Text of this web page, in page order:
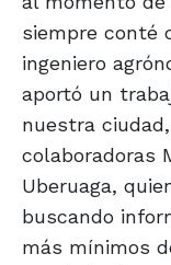
siempre conté
ingeniero
aportó un
nuestra
colaboradoras
Uberuaga,
buscando
más mínimos